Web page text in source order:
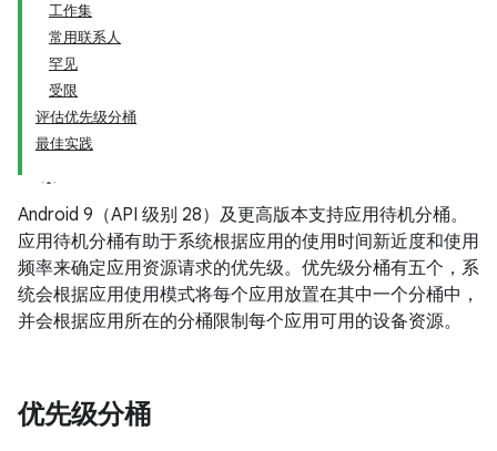
工作集
常用联系人
罕见
受限
评估优先级分桶
最佳实践
Android 9（API 级别 28）及更高版本支持应用待机分桶。
应用待机分桶有助于系统根据应用的使用时间新近度和使用
频率来确定应用资源请求的优先级。优先级分桶有五个，系
统会根据应用使用模式将每个应用放置在其中一个分桶中 ，
并会根据应用所在的分桶限制每个应用可用的设备资源。
优先级分桶